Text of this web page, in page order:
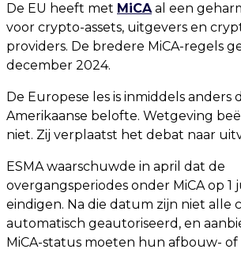
De EU heeft met MiCAal een
voor crypto-assets, uitgevers en
providers. De bredere MiCA-regels
december 2024.
De Europese les is inmiddels anders
Amerikaanse belofte. Wetgeving
niet. Zij verplaatst het debat naar
ESMA waarschuwde in april dat de
overgangsperiodes onder MiCA op 1
eindigen. Na die datum zijn niet alle
automatisch geautoriseerd, en
MiCA-status moeten hun afbouw- of